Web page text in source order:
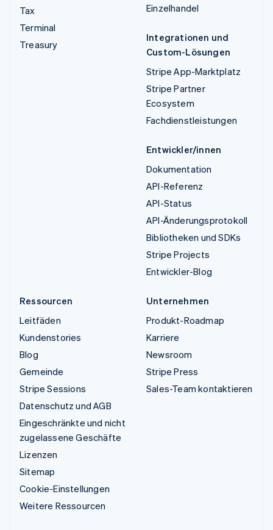
Tax
Terminal
Treasury
Einzelhandel
Integrationen und
Custom-Lösungen
Stripe App-Marktplatz
Stripe Partner
Ecosystem
Fachdienstleistungen
Entwickler/innen
Dokumentation
API-Referenz
API-Status
API-Änderungsprotokoll
Bibliotheken und SDKs
Stripe Projects
Entwickler-Blog
Ressourcen
Leitfäden
Kundenstories
Blog
Gemeinde
Stripe Sessions
Datenschutz und AGB
Eingeschränkte und nicht
zugelassene Geschäfte
Lizenzen
Sitemap
Cookie-Einstellungen
Weitere Ressourcen
Unternehmen
Produkt-Roadmap
Karriere
Newsroom
Stripe Press
Sales-Team kontaktieren